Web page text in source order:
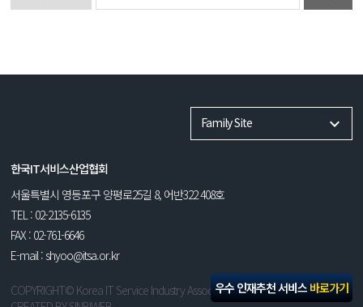
우수 인재추천 서비스바로가기
Family Site
한국IT서비스산업협회
서울특별시 영등포구 양평로25길 8, 어반322 408호
TEL : 02-2135-6135
FAX : 02-761-6646
E-mail : shyoo@itsa.or.kr
COPYRIGHT© Korea IT Service Industry Association. ALL RIGHT RESERVED.